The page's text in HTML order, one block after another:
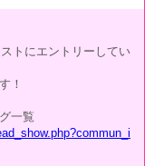
トにエントリーしてい
！
一覧